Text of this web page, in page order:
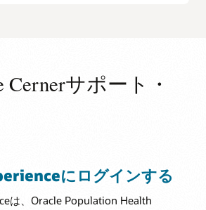
Cernerサポート・
にログインする
は、Oracle Population Health